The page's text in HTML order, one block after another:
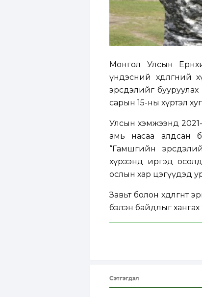
Монгол Улсын
үндэсний
эрсдэлийг бууруулах
сарын 15-ны хүртэл
Улсын хэмжээнд
амь насаа алдсан
“Гамшгийн
хүрээнд иргэд
ослын хар цэгүүдэд
Завьт болон
бэлэн байдлыг
Сэтгэгдэл